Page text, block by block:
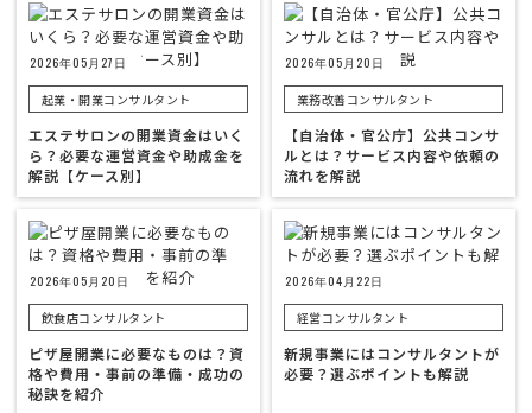
2026年05月27日
起業・開業コンサルタント
エステサロンの開業資金はいく
ら？必要な運営資金や助成金を
解説【ケース別】
2026年05月20日
業務改善コンサルタント
【自治体・官公庁】公共コンサ
ルとは？サービス内容や依頼の
流れを解説
2026年05月20日
飲食店コンサルタント
ピザ屋開業に必要なものは？資
格や費用・事前の準備・成功の
秘訣を紹介
2026年04月22日
経営コンサルタント
新規事業にはコンサルタントが
必要？選ぶポイントも解説